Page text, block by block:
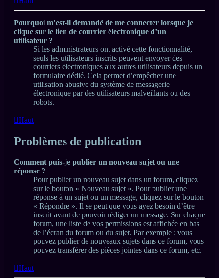
Pourquoi m’est-il demandé de me connecter lorsque je
clique sur le lien de courrier électronique d’un
utilisateur ?
Si les administrateurs ont activé cette fonctionnalité,
seuls les utilisateurs inscrits peuvent envoyer des
courriers électroniques aux autres utilisateurs depuis un
formulaire dédié. Cela permet d’empêcher une
utilisation abusive du système de messagerie
électronique par des utilisateurs malveillants ou des
robots.
Haut
Problèmes de publication
Comment puis-je publier un nouveau sujet ou une
réponse ?
Pour publier un nouveau sujet dans un forum, cliquez
sur le bouton « Nouveau sujet ». Pour publier une
réponse à un sujet ou un message, cliquez sur le bouton
« Répondre ». Il se peut que vous ayez besoin d’être
inscrit avant de pouvoir rédiger un message. Sur chaque
forum, une liste de vos permissions est affichée en bas
de l’écran du forum ou du sujet. Par exemple : vous
pouvez publier de nouveaux sujets dans ce forum, vous
pouvez transférer des pièces jointes dans ce forum, etc.
Haut